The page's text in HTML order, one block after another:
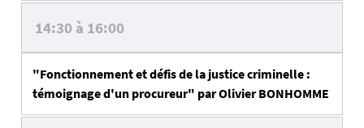
14:30 à 16:00
"Fonctionnement et défis de la justice criminelle :
témoignage d'un procureur" par Olivier BONHOMME